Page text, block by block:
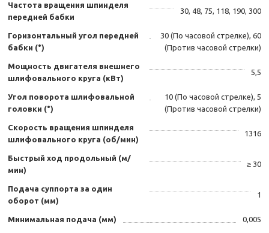
Частота вращения шпинделя
передней бабки
30, 48, 75, 118, 190, 300
Горизонтальный угол передней
бабки (°)
30 (По часовой стрелке), 60
(Против часовой стрелки)
Мощность двигателя внешнего
шлифовального круга (кВт)
5,5
Угол поворота шлифовальной
головки (°)
10 (По часовой стрелке), 5
(Против часовой стрелки)
Скорость вращения шпинделя
шлифовального круга (об/мин)
1316
Быстрый ход продольный (м/
мин)
≥ 30
Подача суппорта за один
оборот (мм)
1
Минимальная подача (мм) 0,005